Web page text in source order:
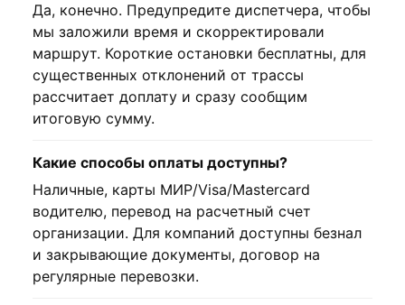
Да, конечно. Предупредите диспетчера, чтобы
мы заложили время и скорректировали
маршрут. Короткие остановки бесплатны, для
существенных отклонений от трассы
рассчитает доплату и сразу сообщим
итоговую сумму.
Какие способы оплаты доступны?
Наличные, карты МИР/Visa/Mastercard
водителю, перевод на расчетный счет
организации. Для компаний доступны безнал
и закрывающие документы, договор на
регулярные перевозки.